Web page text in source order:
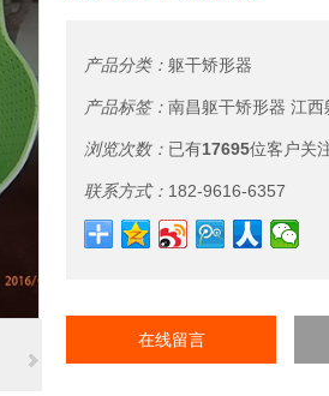
产品分类： 躯干矫形器
产品标签： 南昌躯干矫形器 江西
浏览次数： 已有17695位客户关
联系方式： 182-9616-6357
在线留言